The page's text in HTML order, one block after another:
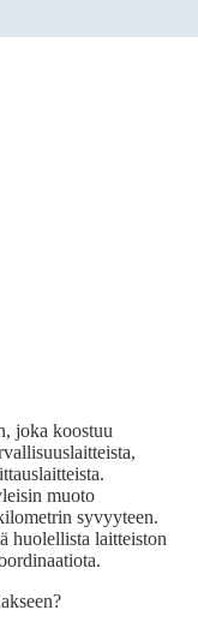
joka koostuu
muoto
syvyyteen.
huolellista laitteiston